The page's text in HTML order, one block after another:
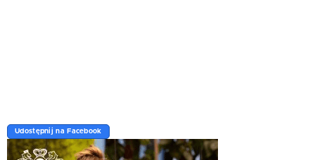
Udostępnij na Facebook